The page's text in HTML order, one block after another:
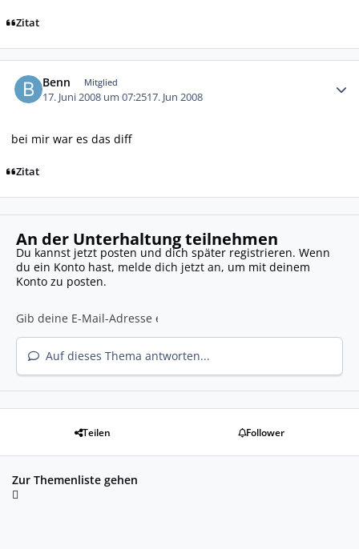
Zitat
Benn Mitglied
17. Juni 2008 um 07:2517. Jun 2008
bei mir war es das diff
Zitat
An der Unterhaltung teilnehmen
Du kannst jetzt posten und dich später registrieren. Wenn
du ein Konto hast, melde dich jetzt an, um mit deinem
Konto zu posten.
Auf dieses Thema antworten...
Teilen Follower
Zur Themenliste gehen